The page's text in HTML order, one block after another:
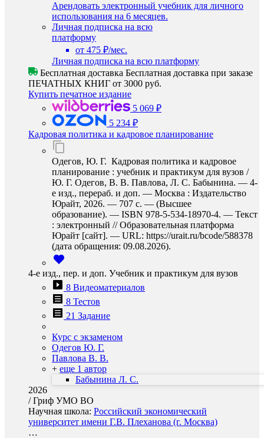
Арендовать электронный учебник для личного
использования на 6 месяцев.
Личная подписка на всю
платформу
от 475 ₽/мес.
Личная подписка на всю платформу
Бесплатная доставка Бесплатная доставка при заказе
ПЕЧАТНЫХ КНИГ от 3000 руб.
Купить печатное издание
5 069 ₽
5 234 ₽
Кадровая политика и кадровое планирование
Одегов, Ю. Г. Кадровая политика и кадровое
планирование : учебник и практикум для вузов /
Ю. Г. Одегов, В. В. Павлова, Л. С. Бабынина. — 4-
е изд., перераб. и доп. — Москва : Издательство
Юрайт, 2026. — 707 с. — (Высшее
образование). — ISBN 978-5-534-18970-4. — Текст
: электронный // Образовательная платформа
Юрайт [сайт]. — URL: https://urait.ru/bcode/588378
(дата обращения: 09.08.2026).
4-е изд., пер. и доп. Учебник и практикум для вузов
8 Видеоматериалов
8 Тестов
21 Задание
Курс с экзаменом
Одегов Ю. Г.
Павлова В. В.
+ еще 1 автор
Бабынина Л. С.
2026
/Гриф УМО ВО
Научная школа: Российский экономический
университет имени Г.В. Плеханова (г. Москва)
…